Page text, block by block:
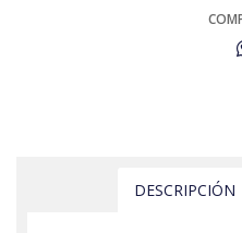
DESCRIPCIÓN